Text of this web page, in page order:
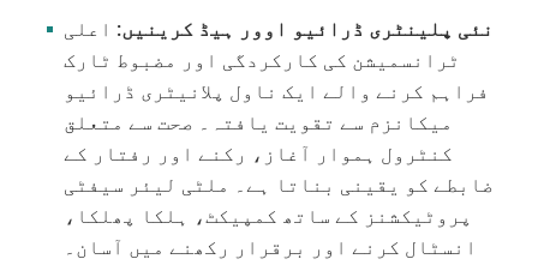
نئی پلینٹری ڈرائیو اوور ہیڈ کرینیں: اعلی
ٹرانسمیشن کی کارکردگی اور مضبوط ٹارک
فراہم کرنے والے ایک ناول پلانیٹری ڈرائیو
میکانزم سے تقویت یافتہ۔ صحت سے متعلق
کنٹرول ہموار آغاز، رکنے اور رفتار کے
ضابطے کو یقینی بناتا ہے۔ ملٹی لیئر سیفٹی
پروٹیکشنز کے ساتھ کمپیکٹ، ہلکا پھلکا،
انسٹال کرنے اور برقرار رکھنے میں آسان۔